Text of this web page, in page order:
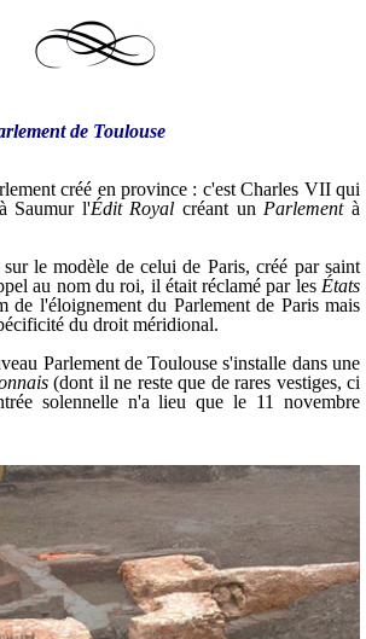
de Toulouse
créé en province : c'est Charles VII qui
Saumur l'Édit Royal créant unParlementà
le modèle de celui de Paris, créé par saint
au nom du roi, il était réclamé par les États
de l'éloignement du Parlement de Paris mais
du droit méridional.
Parlement de Toulouse s'installe dans une
(dont il ne reste que de rares vestiges, ci
solennelle n'a lieu que le 11 novembre